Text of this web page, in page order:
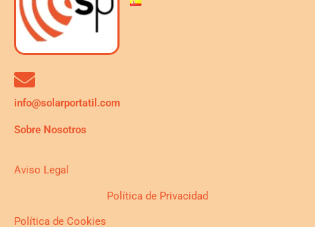
info@solarportatil.com
Sobre Nosotros
Aviso Legal
Política de Privacidad
Política de Cookies